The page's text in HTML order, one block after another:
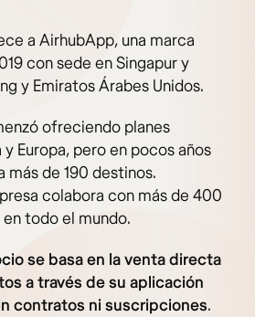
a AirhubApp, una marca
con sede en Singapur y
y Emiratos Árabes Unidos.
ofreciendo planes
Europa, pero en pocos años
más de 190 destinos.
colabora con más de 400
todo el mundo.
se basa en la venta directa
a través de su aplicación
contratos ni suscripciones.